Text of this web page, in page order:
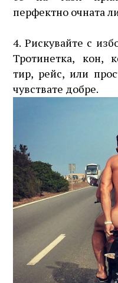
перфектно очната
4. Рискувайте с
Тротинетка, кон,
тир, рейс, или
чувствате добре.